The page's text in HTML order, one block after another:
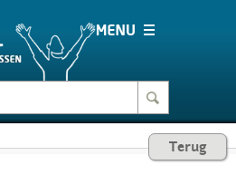
Terug